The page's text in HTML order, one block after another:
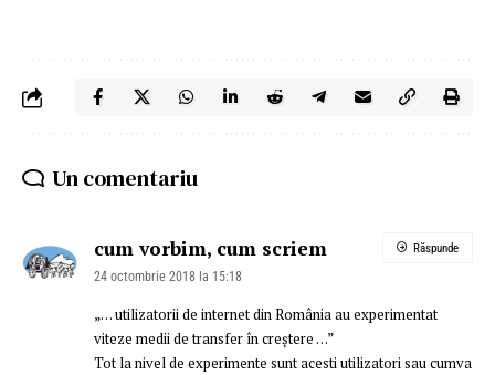
Un comentariu
cum vorbim, cum scriem
24 octombrie 2018 la 15:18
„… utilizatorii de internet din România au experimentat
viteze medii de transfer în creştere …”
Tot la nivel de experimente sunt acesti utilizatori sau cumva
Răspunde